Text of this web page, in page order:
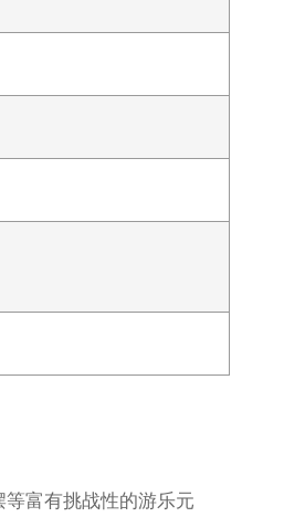
富有挑战性的游乐元